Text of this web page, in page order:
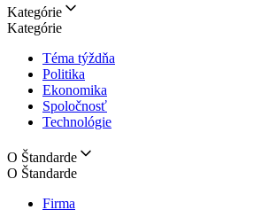
Kategórie
Kategórie
Téma týždňa
Politika
Ekonomika
Spoločnosť
Technológie
O Štandarde
O Štandarde
Firma